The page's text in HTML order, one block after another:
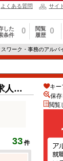
よくある質問 サイ
した
条件
0
閲覧
履歴
0
ワーク・事務のアルバ
人情
33 件
キー
保存
閲覧